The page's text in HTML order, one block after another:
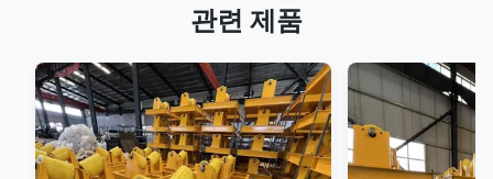
관련 제품